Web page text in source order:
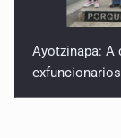
Ayotzinapa: A